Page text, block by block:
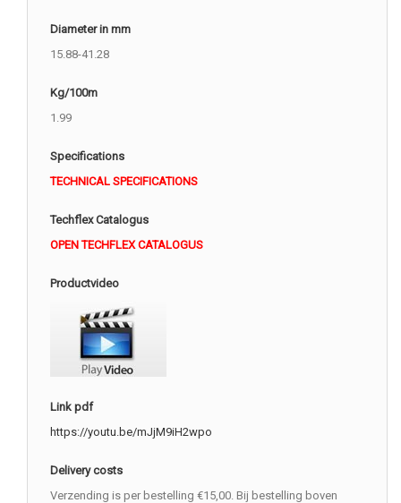
Diameter in mm
15.88-41.28
Kg/100m
1.99
Specifications
TECHNICAL SPECIFICATIONS
Techflex Catalogus
OPEN TECHFLEX CATALOGUS
Productvideo
Link pdf
https://youtu.be/mJjM9iH2wpo
Delivery costs
Verzending is per bestelling €15,00. Bij bestelling boven